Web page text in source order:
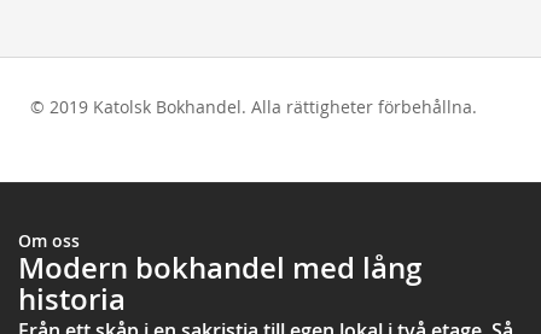
© 2019 Katolsk Bokhandel. Alla rättigheter förbehållna.
Om oss
Modern bokhandel med lång
historia